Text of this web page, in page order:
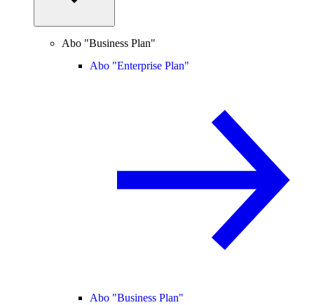
Abo "Business Plan"
Abo "Enterprise Plan"
Abo "Business Plan"